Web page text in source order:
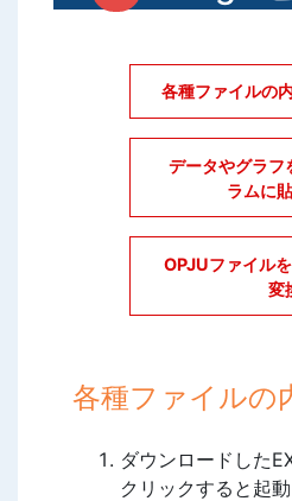
各種ファイルの
データやグラフ
ラムに
OPJUファイル
変
各種ファイルの
ダウンロードした
クリックすると起動